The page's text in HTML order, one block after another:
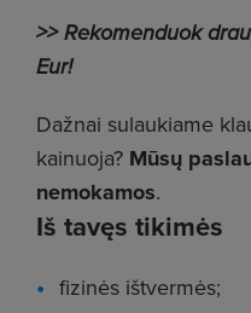
Iš tavęs tikimės
fizinės ištvermės;
>> Rekomenduok
Eur!
Dažnai sulaukiame
kainuoja? Mūsų
nemokamos.